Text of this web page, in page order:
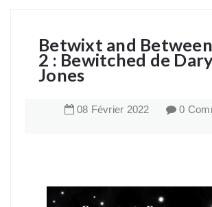
Betwixt and
2 : Bewitched de
Jones
08 Février 2022 0